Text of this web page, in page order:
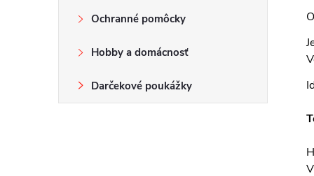
Ochranné pomôcky
Hobby a domácnosť
Darčekové poukážky